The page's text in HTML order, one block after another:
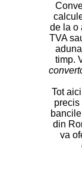
de la o
TVA
timp.
Tot
precis
din
va